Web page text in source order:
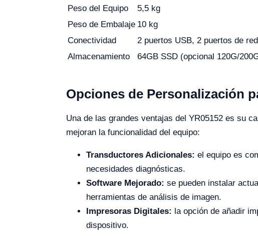
Peso del Equipo
5,5 kg
Peso de Embalaje 10 kg
Conectividad
2 puertos USB, 2 puertos de
Almacenamiento
64GB SSD (opcional 120G/
Opciones de Personalización
Una de las grandes ventajas del YR05152 es su
mejoran la funcionalidad del equipo:
Transductores Adicionales: el equipo es
necesidades diagnósticas.
Software Mejorado: se pueden instalar
herramientas de análisis de imagen.
Impresoras Digitales: la opción de añadir
dispositivo.